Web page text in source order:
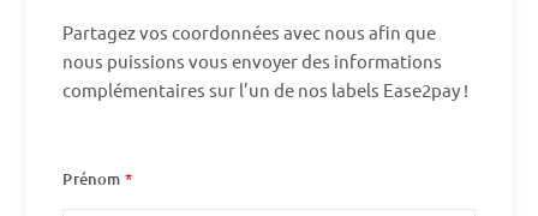
Partagez vos coordonnées avec nous afin que
nous puissions vous envoyer des informations
complémentaires sur l’un de nos labels Ease2pay !
Prénom